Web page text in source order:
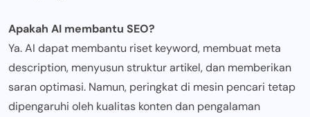
Apakah AI membantu SEO?
Ya. AI dapat membantu riset keyword, membuat meta
description, menyusun struktur artikel, dan memberikan
saran optimasi. Namun, peringkat di mesin pencari tetap
dipengaruhi oleh kualitas konten dan pengalaman